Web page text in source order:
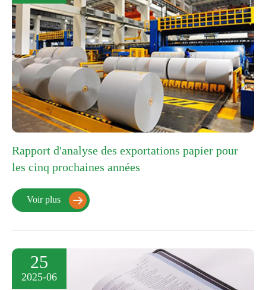
Rapport d'analyse des exportations papier pour
les cinq prochaines années
Voir plus 
25
2025-06